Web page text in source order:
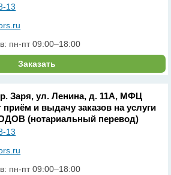
13
пн-пт 09:00–18:00
Заказать
Заря, ул. Ленина, д. 11А, МФЦ
и выдачу заказов на услуги
(нотариальный перевод)
13
пн-пт 09:00–18:00